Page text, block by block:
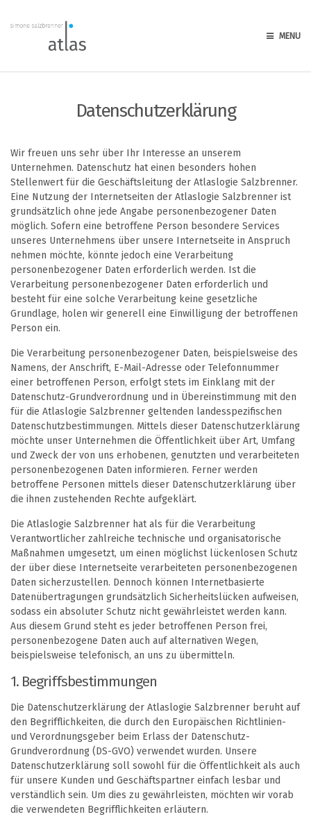
MENU
Datenschutzerklärung
Wir freuen uns sehr über Ihr Interesse an unserem
Unternehmen. Datenschutz hat einen besonders hohen
Stellenwert für die Geschäftsleitung der Atlaslogie Salzbrenner.
Eine Nutzung der Internetseiten der Atlaslogie Salzbrenner ist
grundsätzlich ohne jede Angabe personenbezogener Daten
möglich. Sofern eine betroffene Person besondere Services
unseres Unternehmens über unsere Internetseite in Anspruch
nehmen möchte, könnte jedoch eine Verarbeitung
personenbezogener Daten erforderlich werden. Ist die
Verarbeitung personenbezogener Daten erforderlich und
besteht für eine solche Verarbeitung keine gesetzliche
Grundlage, holen wir generell eine Einwilligung der betroffenen
Person ein.
Die Verarbeitung personenbezogener Daten, beispielsweise des
Namens, der Anschrift, E-Mail-Adresse oder Telefonnummer
einer betroffenen Person, erfolgt stets im Einklang mit der
Datenschutz-Grundverordnung und in Übereinstimmung mit den
für die Atlaslogie Salzbrenner geltenden landesspezifischen
Datenschutzbestimmungen. Mittels dieser Datenschutzerklärung
möchte unser Unternehmen die Öffentlichkeit über Art, Umfang
und Zweck der von uns erhobenen, genutzten und verarbeiteten
personenbezogenen Daten informieren. Ferner werden
betroffene Personen mittels dieser Datenschutzerklärung über
die ihnen zustehenden Rechte aufgeklärt.
Die Atlaslogie Salzbrenner hat als für die Verarbeitung
Verantwortlicher zahlreiche technische und organisatorische
Maßnahmen umgesetzt, um einen möglichst lückenlosen Schutz
der über diese Internetseite verarbeiteten personenbezogenen
Daten sicherzustellen. Dennoch können Internetbasierte
Datenübertragungen grundsätzlich Sicherheitslücken aufweisen,
sodass ein absoluter Schutz nicht gewährleistet werden kann.
Aus diesem Grund steht es jeder betroffenen Person frei,
personenbezogene Daten auch auf alternativen Wegen,
beispielsweise telefonisch, an uns zu übermitteln.
1. Begriffsbestimmungen
Die Datenschutzerklärung der Atlaslogie Salzbrenner beruht auf
den Begrifflichkeiten, die durch den Europäischen Richtlinien-
und Verordnungsgeber beim Erlass der Datenschutz-
Grundverordnung (DS-GVO) verwendet wurden. Unsere
Datenschutzerklärung soll sowohl für die Öffentlichkeit als auch
für unsere Kunden und Geschäftspartner einfach lesbar und
verständlich sein. Um dies zu gewährleisten, möchten wir vorab
die verwendeten Begrifflichkeiten erläutern.